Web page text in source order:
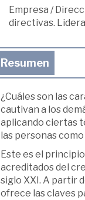
Empresa /
directivas.
Resumen
¿Cuáles son las
cautivan a los
aplicando ciertas
las personas como
Este es el
acreditados del
siglo XXI. A partir
ofrece las claves